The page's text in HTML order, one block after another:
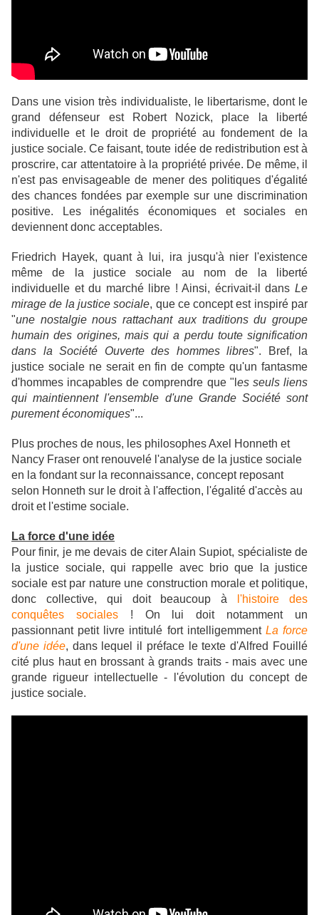
Dans une vision très individualiste, le libertarisme, dont le
grand défenseur est Robert Nozick, place la liberté
individuelle et le droit de propriété au fondement de la
justice sociale. Ce faisant, toute idée de redistribution est à
proscrire, car attentatoire à la propriété privée. De même, il
n'est pas envisageable de mener des politiques d'égalité
des chances fondées par exemple sur une discrimination
positive. Les inégalités économiques et sociales en
deviennent donc acceptables.
Friedrich Hayek, quant à lui, ira jusqu'à nier l'existence
même de la justice sociale au nom de la liberté
individuelle et du marché libre ! Ainsi, écrivait-il dansLe
mirage de la justice sociale, que ce concept est inspiré par
"une nostalgie nous rattachant aux traditions du groupe
humain des origines, mais qui a perdu toute signification
dans la Société Ouverte des hommes libres". Bref, la
justice sociale ne serait en fin de compte qu'un fantasme
d'hommes incapables de comprendre que "l es seuls liens
qui maintiennent l'ensemble d'une Grande Société sont
purement économiques"...
Plus proches de nous, les philosophes Axel Honneth et
Nancy Fraser ont renouvelé l'analyse de la justice sociale
en la fondant sur la reconnaissance, concept reposant
selon Honneth sur le droit à l'affection, l'égalité d'accès au
droit et l'estime sociale.
La force d'une idée
Pour finir, je me devais de citer Alain Supiot, spécialiste de
la justice sociale, qui rappelle avec brioque la justice
sociale est par nature une construction morale et politique,
donc collective, qui doit beaucoup à l'histoire des
conquêtes sociales! On lui doit notamment un
passionnant petit livre intitulé fort intelligemment La force
d'une idée, dans lequel il préface le texte d'Alfred Fouillé
cité plus haut en brossant à grands traits - mais avec une
grande rigueur intellectuelle - l'évolution du concept de
justice sociale.